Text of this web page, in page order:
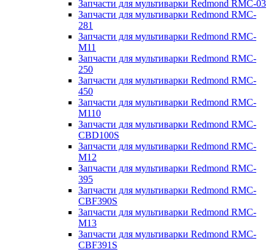
Запчасти для мультиварки Redmond RMC-03
Запчасти для мультиварки Redmond RMC-
281
Запчасти для мультиварки Redmond RMC-
M11
Запчасти для мультиварки Redmond RMC-
250
Запчасти для мультиварки Redmond RMC-
450
Запчасти для мультиварки Redmond RMC-
M110
Запчасти для мультиварки Redmond RMC-
CBD100S
Запчасти для мультиварки Redmond RMC-
M12
Запчасти для мультиварки Redmond RMC-
395
Запчасти для мультиварки Redmond RMC-
CBF390S
Запчасти для мультиварки Redmond RMC-
M13
Запчасти для мультиварки Redmond RMC-
CBF391S